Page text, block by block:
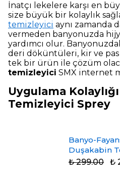
İnatçı lekelere karşı en
size büyük bir kolaylık
temizleyici aynı zamanda
vermeden banyonuzda
yardımcı olur.
deri döküntüleri, kir ve
tek bir ürün ile çözüm
temizleyici SMX internet
Uygulama
Temizleyici Sprey
Banyo-
Duşakabin
₺ 299.00
₺